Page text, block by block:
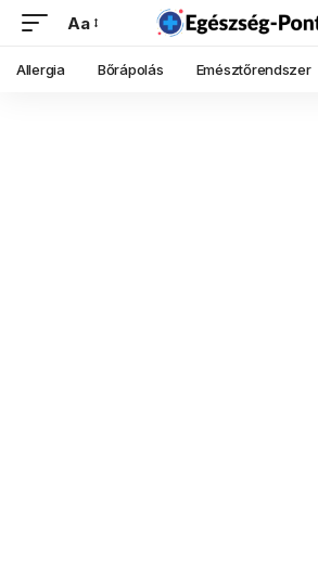
Aa
Allergia Bőrápolás Emésztőrendszer